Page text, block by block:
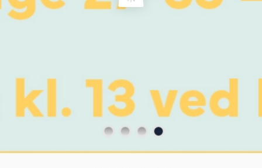
Von Oberbergs